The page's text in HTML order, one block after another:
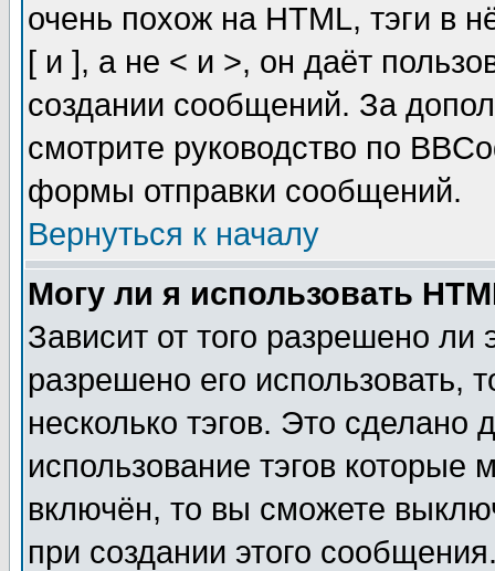
очень похож на HTML, тэги в
[ и ], а не < и >, он даёт
создании сообщений. За
смотрите руководство по
формы отправки сообщений.
Вернуться к началу
Могу ли я использовать
Зависит от того разрешено
разрешено его использовать,
несколько тэгов. Это сделано
использование тэгов
включён, то вы сможете
при создании этого